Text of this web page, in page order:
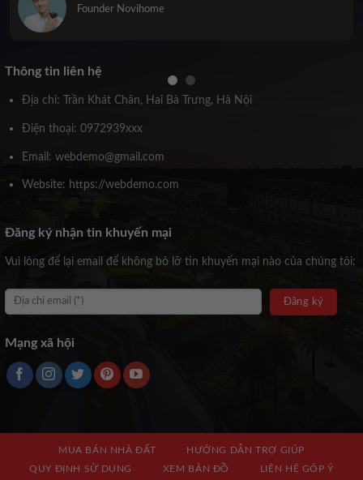
Co-Founder Novihome
Thông tin liên hệ
Địa chỉ: Trần Khát Chân, Hai Bà Trưng, Hà Nội
Điện thoại: 0972939xxx
Email: webdemo@gmail.com
Website: https://webdemo.com
Đăng ký nhận tin khuyến mại
Vui lòng để lại email để không bỏ lỡ tin khuyến mại nào của chúng tôi:
Mạng xã hội
MUA BÁN NHÀ ĐẤT
HƯỚNG DẪN TRỢ GIÚP
QUY ĐỊNH SỬ DỤNG
XEM BẢN ĐỒ LIÊN HỆ GÓP Ý